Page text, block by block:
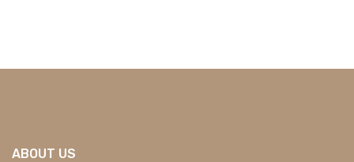
ABOUT US